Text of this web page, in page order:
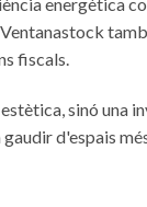
fiscals.
sinó
d'espais